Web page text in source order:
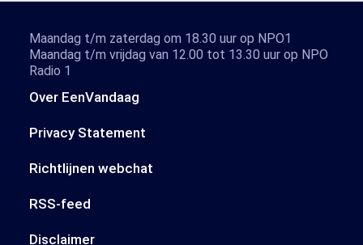
Over EenVandaag
Privacy Statement
Richtlijnen webchat
RSS-feed
Disclaimer
Maandag t/m zaterdag om 18.30 uur op NPO1
Maandag t/m vrijdag van 12.00 tot 13.30 uur op NPO
Radio 1